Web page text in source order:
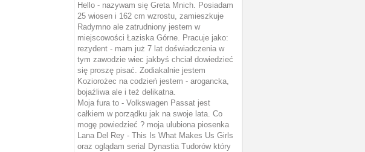
Hello - nazywam się Greta Mnich. Posiadam
25 wiosen i 162 cm wzrostu, zamieszkuje
Radymno ale zatrudniony jestem w
miejscowości Łaziska Górne. Pracuje jako:
rezydent - mam już 7 lat doświadczenia w
tym zawodzie wiec jakbyś chciał dowiedzieć
się proszę pisać. Zodiakalnie jestem
Koziorożec na codzień jestem - arogancka,
bojaźliwa ale i też delikatna.
Moja fura to - Volkswagen Passat jest
całkiem w porządku jak na swoje lata. Co
mogę powiedzieć ? moja ulubiona piosenka
Lana Del Rey - This Is What Makes Us Girls
oraz oglądam serial Dynastia Tudorów który